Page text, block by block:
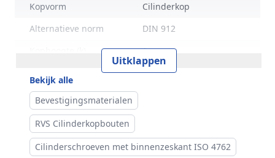
Kopvorm
Cilinderkop
Alternatieve norm
DIN 912
8 mm
13 mm
Aandrijving
Inhoud verpakking
Merk
RVS Products
Uitklappen
Bekijk alle
Bevestigingsmaterialen
RVS Cilinderkopbouten
Cilinderschroeven met binnenzeskant ISO 4762